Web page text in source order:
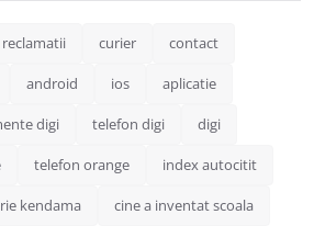
reclamatii curier contact
android ios aplicatie
digi telefon digi digi
telefon orange index autocitit
kendama cine a inventat scoala